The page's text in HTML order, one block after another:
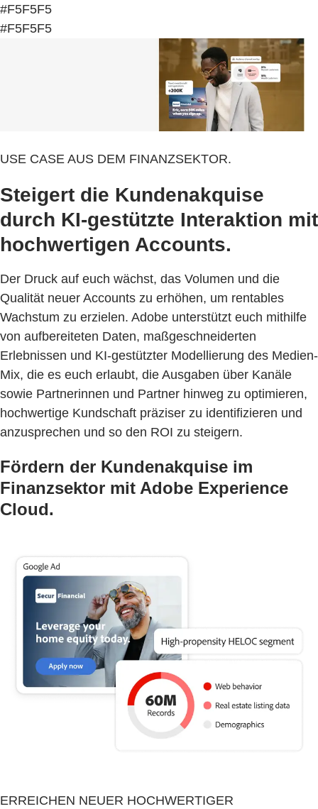
#F5F5F5
#F5F5F5
USE CASE AUS DEM FINANZSEKTOR.
Steigert die Kundenakquise
durch KI-gestützte Interaktion mit
hochwertigen Accounts.
Der Druck auf euch wächst, das Volumen und die
Qualität neuer Accounts zu erhöhen, um rentables
Wachstum zu erzielen. Adobe unterstützt euch mithilfe
von aufbereiteten Daten, maßgeschneiderten
Erlebnissen und KI-gestützter Modellierung des Medien-
Mix, die es euch erlaubt, die Ausgaben über Kanäle
sowie Partnerinnen und Partner hinweg zu optimieren,
hochwertige Kundschaft präziser zu identifizieren und
anzusprechen und so den ROI zu steigern.
Fördern der Kundenakquise im
Finanzsektor mit Adobe Experience
Cloud.
ERREICHEN NEUER HOCHWERTIGER